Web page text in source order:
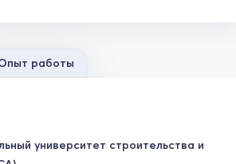
работы
университет строительства и